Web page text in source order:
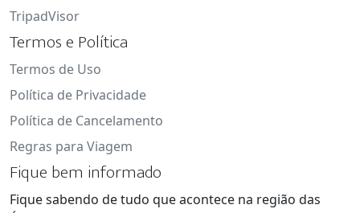
TripadVisor
Termos e Política
Termos de Uso
Política de Privacidade
Política de Cancelamento
Regras para Viagem
Fique bem informado
Fique sabendo de tudo que acontece na região das